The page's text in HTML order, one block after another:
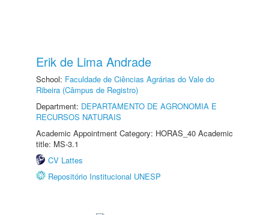
Erik de Lima Andrade
School: Faculdade de Ciências Agrárias do Vale do
Ribeira (Câmpus de Registro)
Department: DEPARTAMENTO DE AGRONOMIA E
RECURSOS NATURAIS
Academic Appointment Category: HORAS_40 Academic
title: MS-3.1
CV Lattes
Repositório Institucional UNESP